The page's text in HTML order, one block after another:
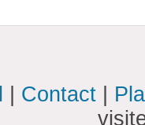
Contact